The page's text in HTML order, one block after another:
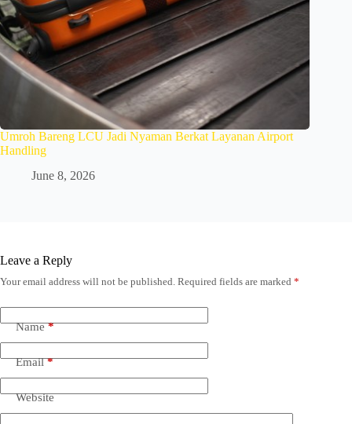
Umroh Bareng LCU Jadi Nyaman Berkat Layanan Airport
Handling
June 8, 2026
Leave a Reply
Your email address will not be published. Required fields are marked *
Name*
Email*
Website